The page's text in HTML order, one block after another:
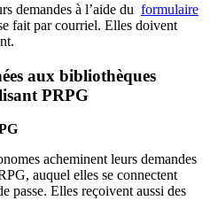
demandes à l’aide du formulaire
fait par courriel. Elles doivent
aux bibliothèques
PRPG
acheminent leurs demandes
auquel elles se connectent
passe. Elles reçoivent aussi des